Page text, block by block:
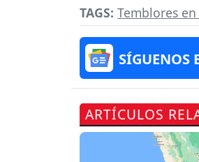
TAGS: Temblores
SÍGUENOS
ARTÍCULOS